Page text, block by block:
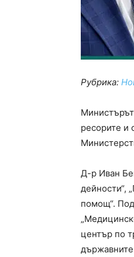
Рубрика:
ресорите и
Д-р Иван
дейности“,
помощ“.
център по